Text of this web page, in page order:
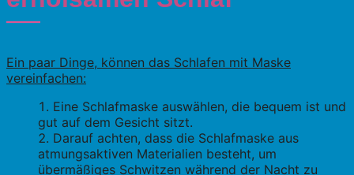
Ein paar Dinge, können das Schlafen mit Maske
vereinfachen:
Eine Schlafmaske auswählen, die bequem ist und
gut auf dem Gesicht sitzt.
Darauf achten, dass die Schlafmaske aus
atmungsaktiven Materialien besteht, um
übermäßiges Schwitzen während der Nacht zu